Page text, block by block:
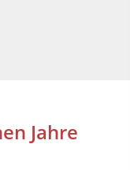
Jahre